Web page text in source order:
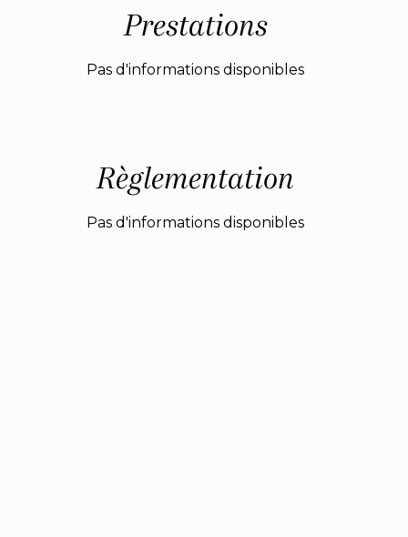
Prestations
Pas d'informations disponibles
Règlementation
Pas d'informations disponibles